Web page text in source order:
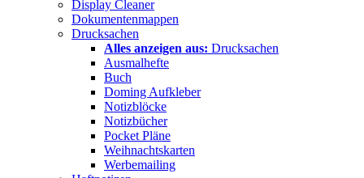
Display Cleaner
Dokumentenmappen
Drucksachen
Alles anzeigen aus: Drucksachen
Ausmalhefte
Buch
Doming Aufkleber
Notizblöcke
Notizbücher
Pocket Pläne
Weihnachtskarten
Werbemailing